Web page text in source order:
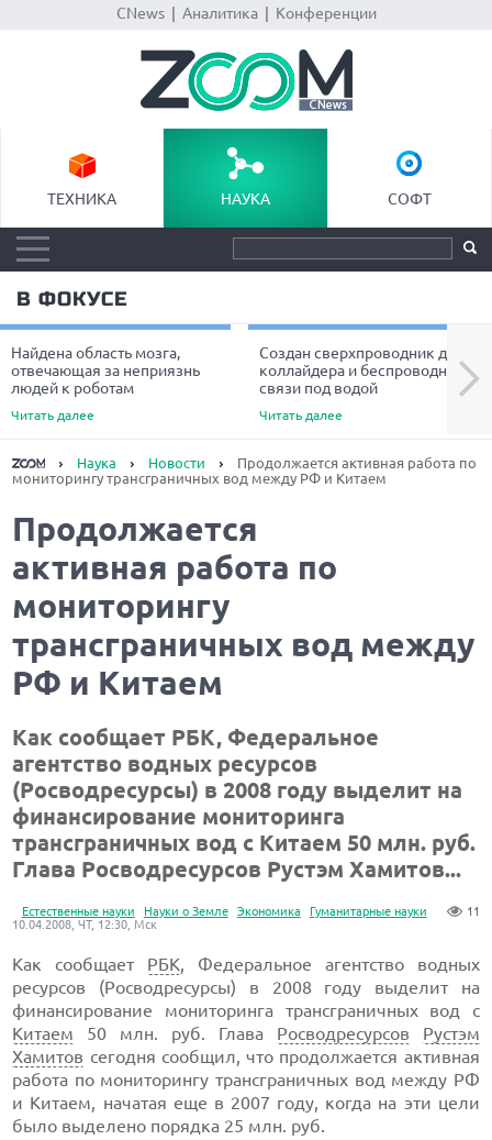
CNews| Аналитика| Конференции
ТЕХНИКА НАУКА СОФТ
В ФОКУСЕ
Найдена область мозга,
отвечающая за неприязнь
людей к роботам
Читать далее
Создан сверхпроводник для
коллайдера и беспроводной
связи под водой
Читать далее
Next
Наука Новости
Продолжается активная работа по
мониторингу трансграничных вод между РФ и Китаем
Продолжается
активная работа по
мониторингу
трансграничных вод между
РФ и Китаем
Как сообщает РБК, Федеральное
агентство водных ресурсов
(Росводресурсы) в 2008 году выделит на
финансирование мониторинга
трансграничных вод с Китаем 50 млн. руб.
Глава Росводресурсов Рустэм Хамитов...
Естественные науки Науки о Земле Экономика Гуманитарные науки
11
10.04.2008, ЧТ, 12:30, Мск
Как сообщает РБК, Федеральное агентство водных
ресурсов (Росводресурсы) в 2008 году выделит на
финансирование мониторинга трансграничных вод с
Китаем 50 млн. руб. Глава Росводресурсов
Рустэм
Хамитов сегодня сообщил, что продолжается активная
работа по мониторингу трансграничных вод между РФ
и Китаем, начатая еще в 2007 году, когда на эти цели
было выделено порядка 25 млн. руб.